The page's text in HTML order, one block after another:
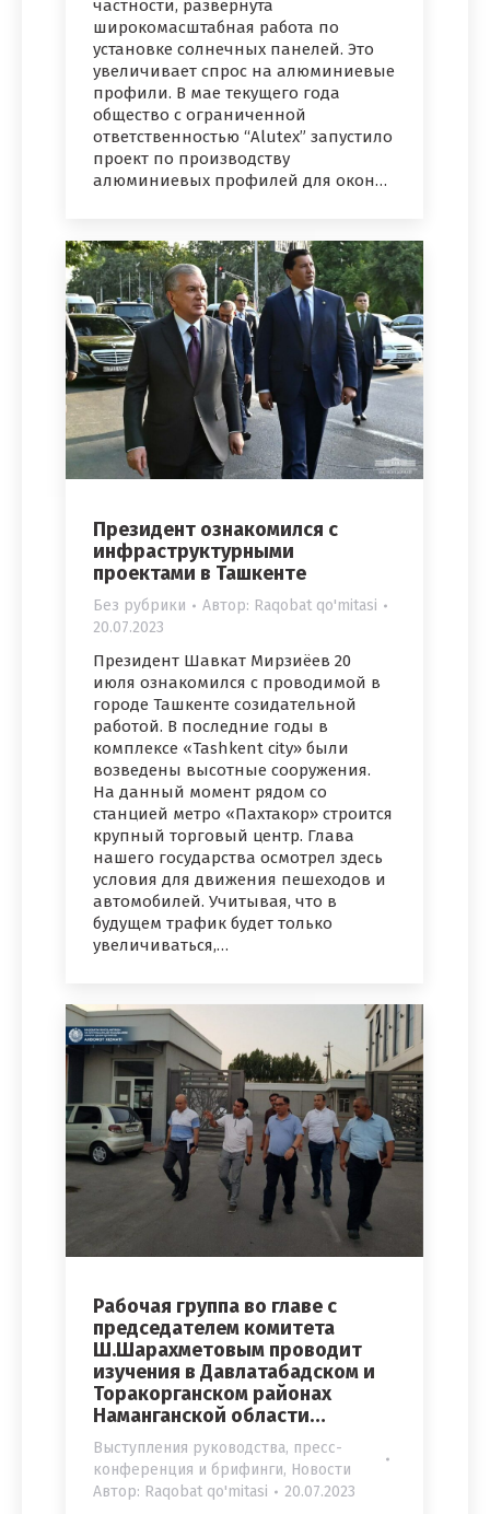
частности, развернута
широкомасштабная работа по
установке солнечных панелей. Это
увеличивает спрос на алюминиевые
профили. В мае текущего года
общество с ограниченной
ответственностью “Alutex” запустило
проект по производству
алюминиевых профилей для окон…
Президент ознакомился с
инфраструктурными
проектами в Ташкенте
Без рубрики Автор: Raqobat qo'mitasi
20.07.2023
Президент Шавкат Мирзиёев 20
июля ознакомился с проводимой в
городе Ташкенте созидательной
работой. В последние годы в
комплексе «Tashkent city» были
возведены высотные сооружения.
На данный момент рядом со
станцией метро «Пахтакор» строится
крупный торговый центр. Глава
нашего государства осмотрел здесь
условия для движения пешеходов и
автомобилей. Учитывая, что в
будущем трафик будет только
увеличиваться,…
Рабочая группа во главе с
председателем комитета
Ш.Шарахметовым проводит
изучения в Давлатабадском и
Торакорганском районах
Наманганской области…
Выступления руководства, пресс-
конференция и брифинги, Новости
Автор: Raqobat qo'mitasi 20.07.2023